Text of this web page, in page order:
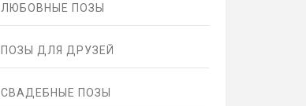
ЛЮБОВНЫЕ ПОЗЫ
ПОЗЫ ДЛЯ ДРУЗЕЙ
СВАДЕБНЫЕ ПОЗЫ